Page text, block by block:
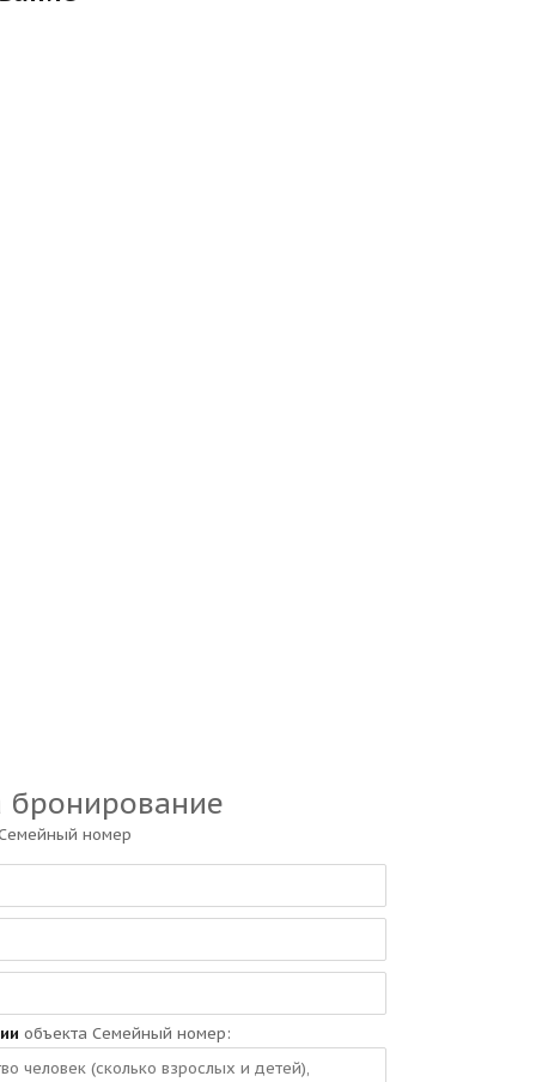
бронирование
номер
объекта Семейный номер: